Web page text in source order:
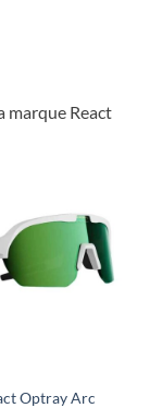
marque React
Optray Arc